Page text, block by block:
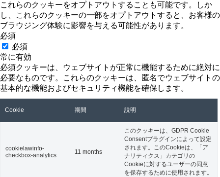
これらのクッキーをオプトアウトすることも可能です。しか
し、これらのクッキーの一部をオプトアウトすると、お客様の
ブラウジング体験に影響を与える可能性があります。
必須
必須
常に有効
必須クッキーは、ウェブサイトが正常に機能するために絶対に
必要なものです。これらのクッキーは、匿名でウェブサイトの
基本的な機能およびセキュリティ機能を確保します。
Cookie 期間 説明
cookielawinfo-
checkbox-analytics
11 months
このクッキーは、GDPR Cookie
Consentプラグインによって設定
されます。このCookieは、「ア
ナリティクス」カテゴリの
Cookieに対するユーザーの同意
を保存するために使用されます。